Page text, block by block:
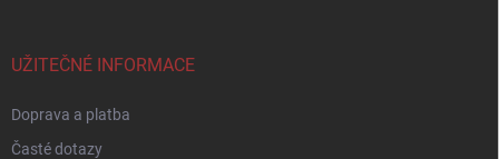
UŽITEČNÉ INFORMACE
Doprava a platba
Časté dotazy